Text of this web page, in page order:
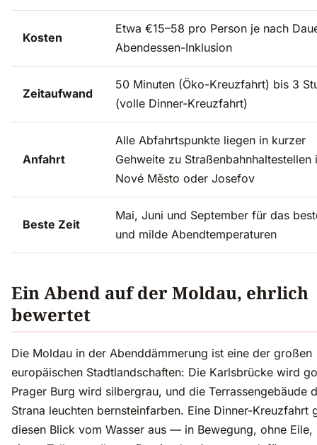
Kosten
Etwa €15–58 pro Person je nach
Abendessen-Inklusion
Zeitaufwand
50 Minuten (Öko-Kreuzfahrt) bis 3
(volle Dinner-Kreuzfahrt)
Anfahrt
Alle Abfahrtspunkte liegen in kurzer
Gehweite zu Straßenbahnhaltestellen
Nové Město oder Josefov
Beste Zeit
Mai, Juni und September für das
und milde Abendtemperaturen
Ein Abend auf der Moldau, ehrlich
bewertet
Die Moldau in der Abenddämmerung ist eine der großen
europäischen Stadtlandschaften: Die Karlsbrücke wird
Prager Burg wird silbergrau, und die Terrassengebäude
Strana leuchten bernsteinfarben. Eine Dinner-Kreuzfahrt
diesen Blick vom Wasser aus — in Bewegung, ohne Eile,